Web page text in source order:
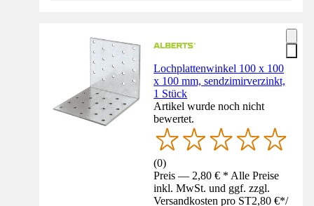
Lochplattenwinkel 100 x 100
x 100 mm, sendzimirverzinkt,
1 Stück
Artikel wurde noch nicht
bewertet.
(0)
Preis — 2,80 € * Alle Preise
inkl. MwSt. und ggf. zzgl.
Versandkosten pro ST2,80 €*/